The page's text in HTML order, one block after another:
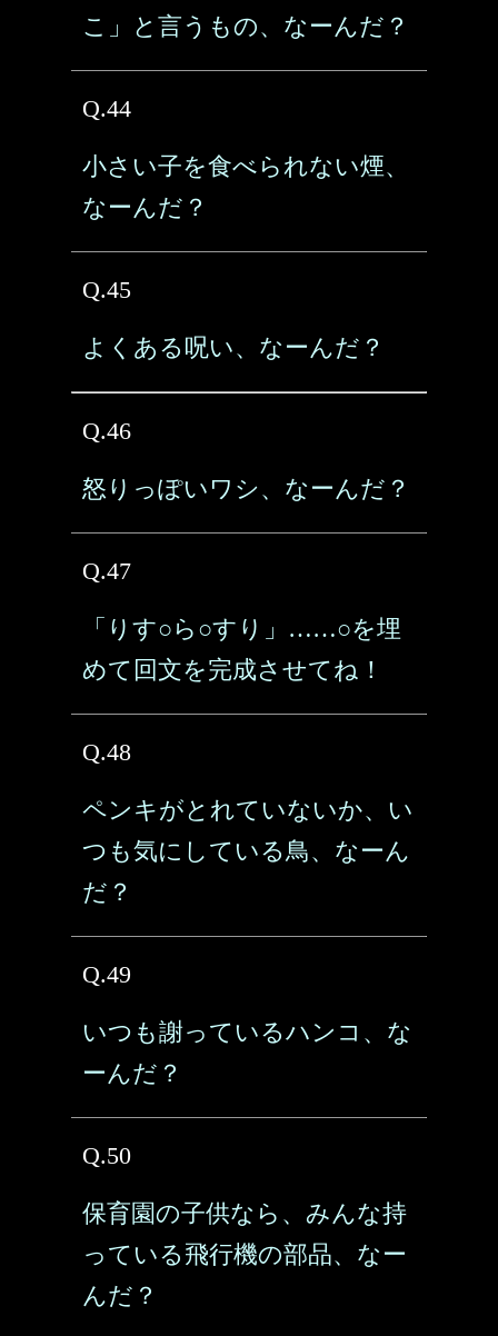
こ」と言うもの、なーんだ？
Q.44
小さい子を食べられない煙、
なーんだ？
Q.45
よくある呪い、なーんだ？
Q.46
怒りっぽいワシ、なーんだ？
Q.47
「りす○ら○すり」……○を埋
めて回文を完成させてね！
Q.48
ペンキがとれていないか、い
つも気にしている鳥、なーん
だ？
Q.49
いつも謝っているハンコ、な
ーんだ？
Q.50
保育園の子供なら、みんな持
っている飛行機の部品、なー
んだ？